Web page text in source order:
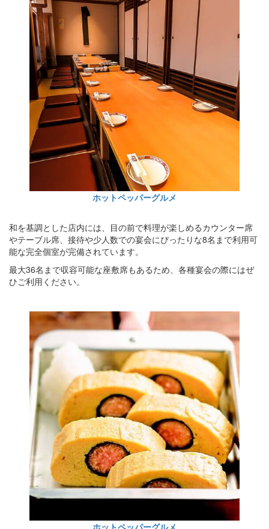
ホットペッパーグルメ
和を基調とした店内には、目の前で料理が楽しめるカウンター席
やテーブル席、接待や少人数での宴会にぴったりな8名まで利用可
能な完全個室が完備されています。
最大36名まで収容可能な座敷席もあるため、各種宴会の際にはぜ
ひご利用ください。
ホットペッパーグルメ